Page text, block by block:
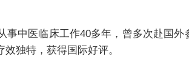
医临床工作40多年，曾多次赴国外
独特，获得国际好评。